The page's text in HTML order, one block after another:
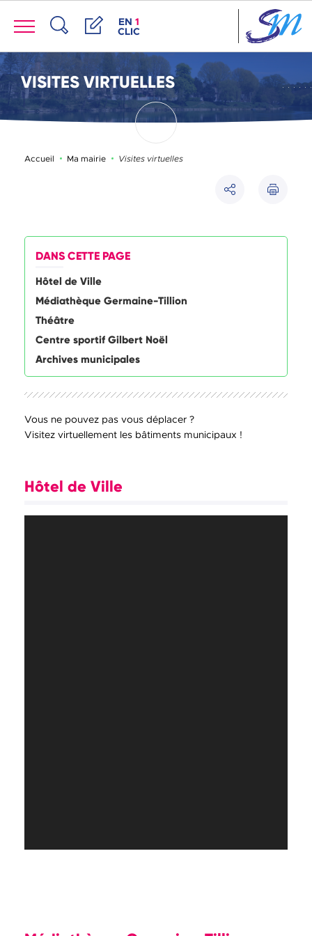
Menu ACCÈS DE LA FENÊTRE DES
EN 1
CLIC
VISITES VIRTUELLES
Accueil Ma mairie Page active :
Visites virtuelles
Partager
Imprimer
DANS CETTE PAGE
Hôtel de Ville
Médiathèque Germaine-Tillion
Théâtre
Centre sportif Gilbert Noël
Archives municipales
Vous ne pouvez pas vous déplacer ?
Visitez virtuellement les bâtiments municipaux !
Hôtel de Ville
Panneau de gestion des cookies